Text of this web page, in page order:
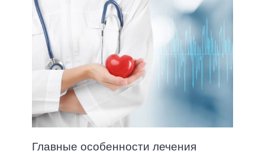
Главные особенности лечения